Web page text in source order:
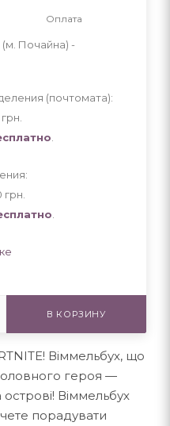
Оплата
Почайна) -
(почтомата):
грн
грн
В КОРЗИНУ
Віммельбух, що
героя —
Віммельбух
порадувати